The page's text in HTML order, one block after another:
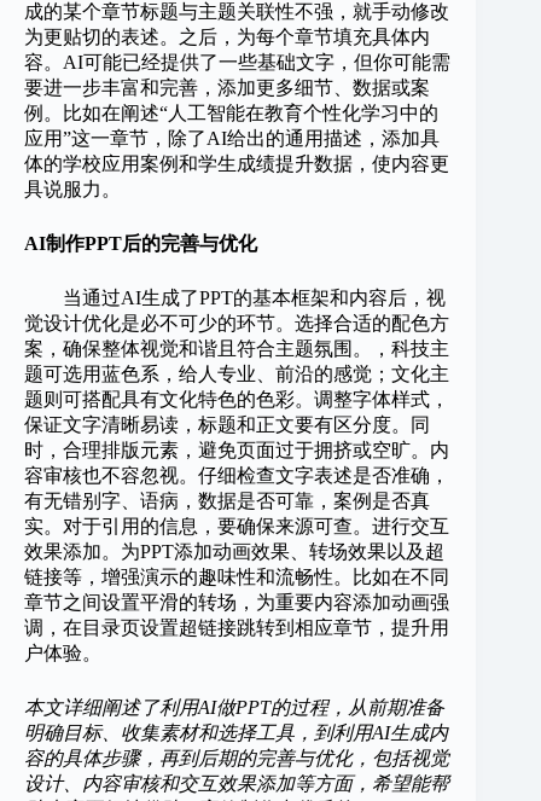
成的某个章节标题与主题关联性不强，就手动修改
为更贴切的表述。之后，为每个章节填充具体内
容。AI可能已经提供了一些基础文字，但你可能需
要进一步丰富和完善，添加更多细节、数据或案
例。比如在阐述“人工智能在教育个性化学习中的
应用”这一章节，除了AI给出的通用描述，添加具
体的学校应用案例和学生成绩提升数据，使内容更
具说服力。
AI制作PPT后的完善与优化
当通过AI生成了PPT的基本框架和内容后，视
觉设计优化是必不可少的环节。选择合适的配色方
案，确保整体视觉和谐且符合主题氛围。，科技主
题可选用蓝色系，给人专业、前沿的感觉；文化主
题则可搭配具有文化特色的色彩。调整字体样式，
保证文字清晰易读，标题和正文要有区分度。同
时，合理排版元素，避免页面过于拥挤或空旷。内
容审核也不容忽视。仔细检查文字表述是否准确，
有无错别字、语病，数据是否可靠，案例是否真
实。对于引用的信息，要确保来源可查。进行交互
效果添加。为PPT添加动画效果、转场效果以及超
链接等，增强演示的趣味性和流畅性。比如在不同
章节之间设置平滑的转场，为重要内容添加动画强
调，在目录页设置超链接跳转到相应章节，提升用
户体验。
本文详细阐述了利用AI做PPT的过程，从前期准备
明确目标、收集素材和选择工具，到利用AI生成内
容的具体步骤，再到后期的完善与优化，包括视觉
设计、内容审核和交互效果添加等方面，希望能帮